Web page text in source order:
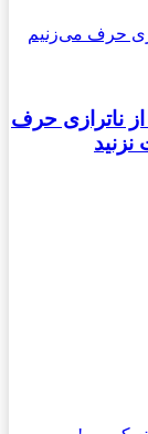
می‌زنیم
حرف